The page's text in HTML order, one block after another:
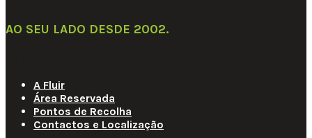
AO SEU LADO DESDE 2002.
A Fluir
Área Reservada
Pontos de Recolha
Contactos e Localização